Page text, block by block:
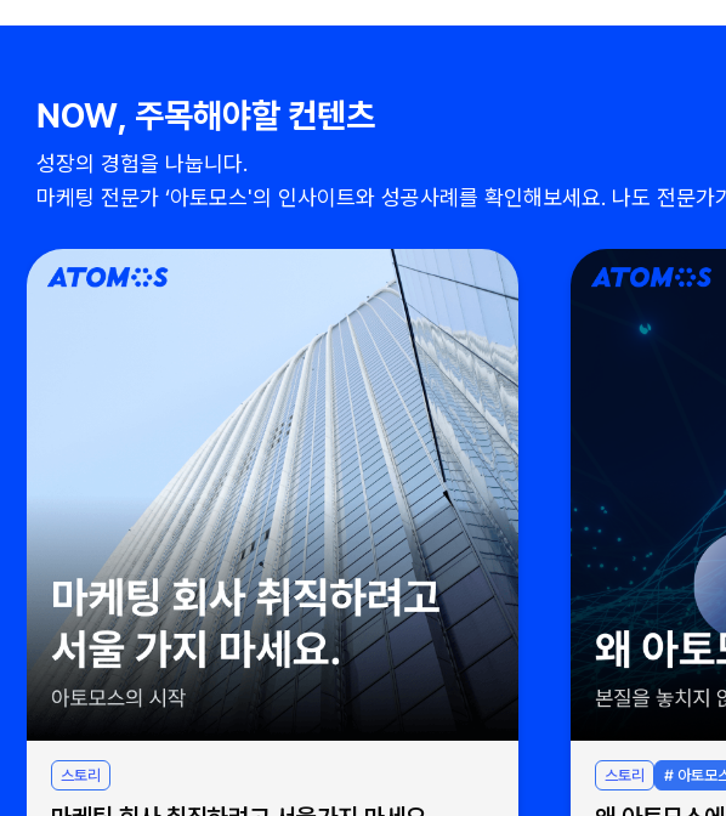
NOW, 주목해야할 컨텐츠
성장의 경험을 나눕니다.
마케팅 전문가 ‘아토모스'의 인사이트와 성공사례를 확인해보세요. 나도 전문가
스토리 스토리 # 아토모